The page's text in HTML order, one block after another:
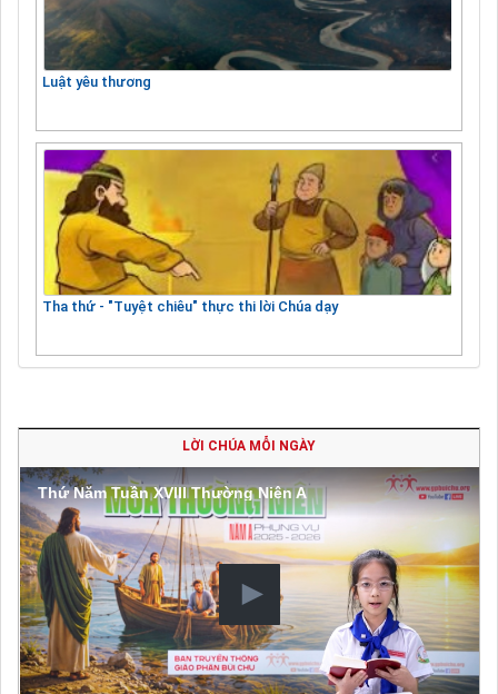
Luật yêu thương
Tha thứ - "Tuyệt chiêu" thực thi lời Chúa dạy
LỜI CHÚA MỖI NGÀY
Thứ Năm Tuần XVIII Thường Niên A